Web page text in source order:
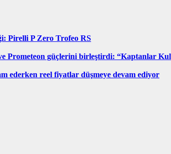
Pirelli P Zero Trofeo RS
Prometeon güçlerini birleştirdi: “Kaptanlar
ederken reel fiyatlar düşmeye devam ediyor